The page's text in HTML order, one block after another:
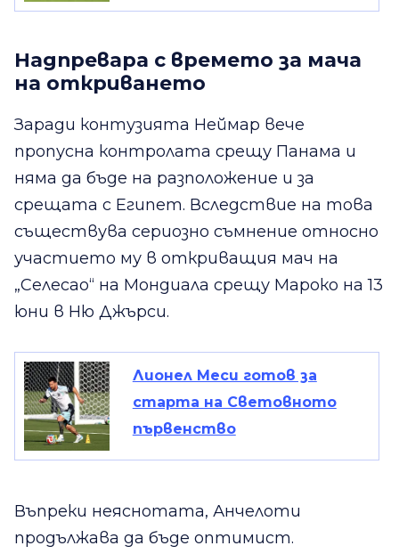
Надпревара с времето за мача
на откриването
Заради контузията Неймар вече
пропусна контролата срещу Панама и
няма да бъде на разположение и за
срещата с Египет. Вследствие на това
съществува сериозно съмнение относно
участието му в откриващия мач на
„Селесао“ на Мондиала срещу Мароко на 13
юни в Ню Джърси.
Лионел Меси готов за
старта на Световното
първенство
Въпреки неяснотата, Анчелоти
продължава да бъде оптимист.